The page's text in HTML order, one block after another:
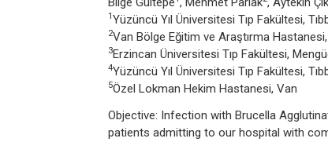
1 Yüzüncü Yıl Üniversitesi Tıp Fakültesi,
2Van Bölge Eğitim ve Araştırma
3Erzincan Üniversitesi Tıp Fakültesi,
4Yüzüncü Yıl Üniversitesi Tıp Fakültesi,
5Özel Lokman Hekim Hastanesi, Van
Objective: Infection with Brucella
patients admitting to our hospital with